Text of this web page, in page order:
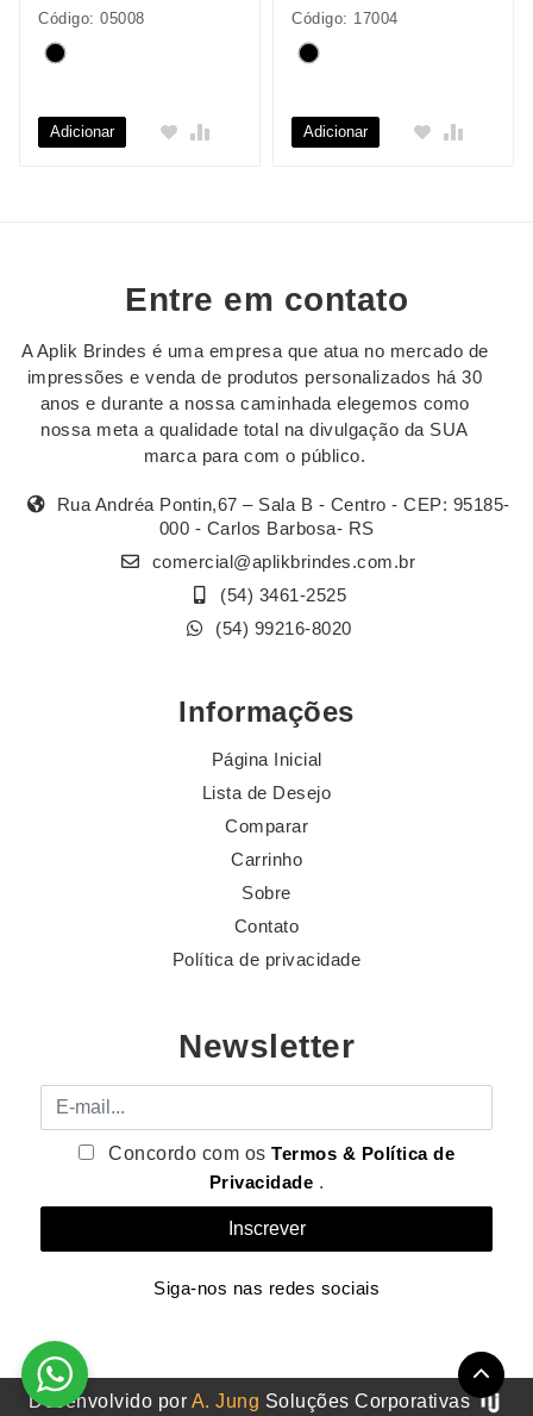
Código: 05008
Adicionar
Código: 17004
Adicionar
Entre em contato
A Aplik Brindes é uma empresa que atua no mercado de
impressões e venda de produtos personalizados há 30
anos e durante a nossa caminhada elegemos como
nossa meta a qualidade total na divulgação da SUA
marca para com o público.
Rua Andréa Pontin,67 – Sala B - Centro - CEP: 95185-
000 - Carlos Barbosa- RS
comercial@aplikbrindes.com.br
(54) 3461-2525
(54) 99216-8020
Informações
Página Inicial
Lista de Desejo
Comparar
Carrinho
Sobre
Contato
Política de privacidade
Newsletter
E-mail
Concordo com osTermos & Política de
Privacidade .
Siga-nos nas redes sociais
Desenvolvido por A. Jung Soluções Corporativas